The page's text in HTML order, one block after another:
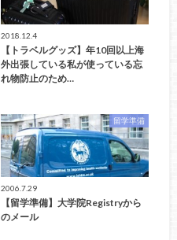
2018.12.4
【トラベルグッズ】年10回以上海
外出張している私が使っている忘
れ物防止のため…
留学準備
2006.7.29
【留学準備】大学院Registryから
のメール